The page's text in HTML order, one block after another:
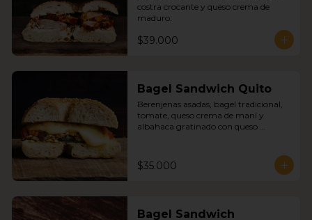
costra crocante y queso crema de
maduro.
$39.000
Bagel Sandwich Quito
Berenjenas asadas, bagel tradicional,
tomate, queso crema de maní y
albahaca gratinado con queso
$35.000
Bagel Sandwich